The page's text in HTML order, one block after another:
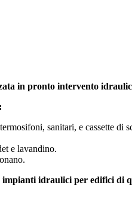
in pronto intervento
sanitari, e cassette di
e lavandino.
idraulici per edifici di